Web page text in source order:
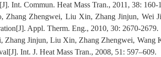
Int. Commun. Heat Mass Tran., 2011, 38: 160-
Zhang Zhengwei, Liu Xin, Zhang Jinjun, Wei
Appl. Therm. Eng., 2010, 30: 2670-2679.
Zhang Jinjun, Liu Xin, Zhang Zhengwei, Wang
Int. J. Heat Mass Tran., 2008, 51: 597–609.